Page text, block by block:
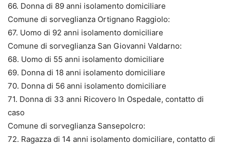
66. Donna di 89 anni isolamento domiciliare
Comune di sorveglianza Ortignano Raggiolo:
67. Uomo di 92 anni isolamento domiciliare
Comune di sorveglianza San Giovanni Valdarno:
68. Uomo di 55 anni isolamento domiciliare
69. Donna di 18 anni isolamento domiciliare
70. Donna di 56 anni isolamento domiciliare
71. Donna di 33 anni Ricovero In Ospedale, contatto di
caso
Comune di sorveglianza Sansepolcro:
72. Ragazza di 14 anni isolamento domiciliare, contatto di